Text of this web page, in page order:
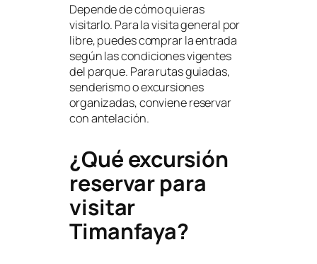
Depende de cómo quieras
visitarlo. Para la visita general por
libre, puedes comprar la entrada
según las condiciones vigentes
del parque. Para rutas guiadas,
senderismo o excursiones
organizadas, conviene reservar
con antelación.
¿Qué excursión
reservar para
visitar
Timanfaya?